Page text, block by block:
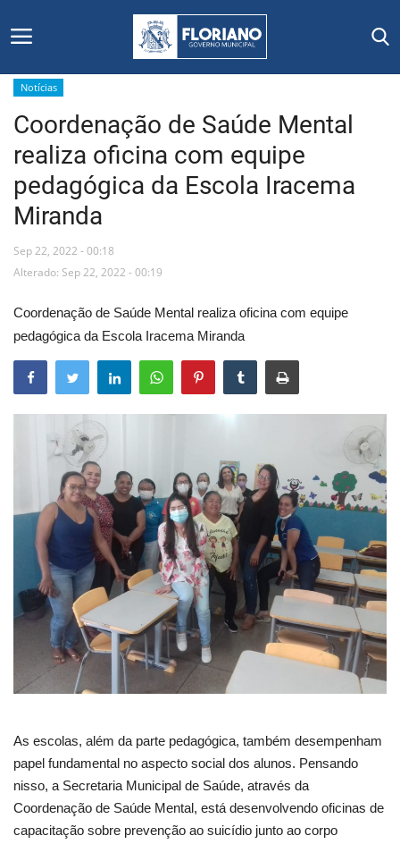
Início
Editais
Floriano
Secretarias e Órgãos
Mural de Licitações
Notícias
Vídeos
Webmail
Contato
Notícias
Coordenação de Saúde Mental
realiza oficina com equipe
pedagógica da Escola Iracema
Miranda
Sep 22, 2022 - 00:18
Alterado: Sep 22, 2022 - 00:19
Coordenação de Saúde Mental realiza oficina com equipe
pedagógica da Escola Iracema Miranda
As escolas, além da parte pedagógica, também desempenham
papel fundamental no aspecto social dos alunos. Pensando
nisso, a Secretaria Municipal de Saúde, através da
Coordenação de Saúde Mental, está desenvolvendo oficinas de
capacitação sobre prevenção ao suicídio junto ao corpo